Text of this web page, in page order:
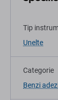
Tip
Unelte
Categorie
Benzi